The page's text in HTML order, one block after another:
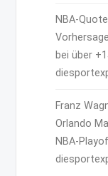
NBA-
bei über
Franz
Orlando
NBA-